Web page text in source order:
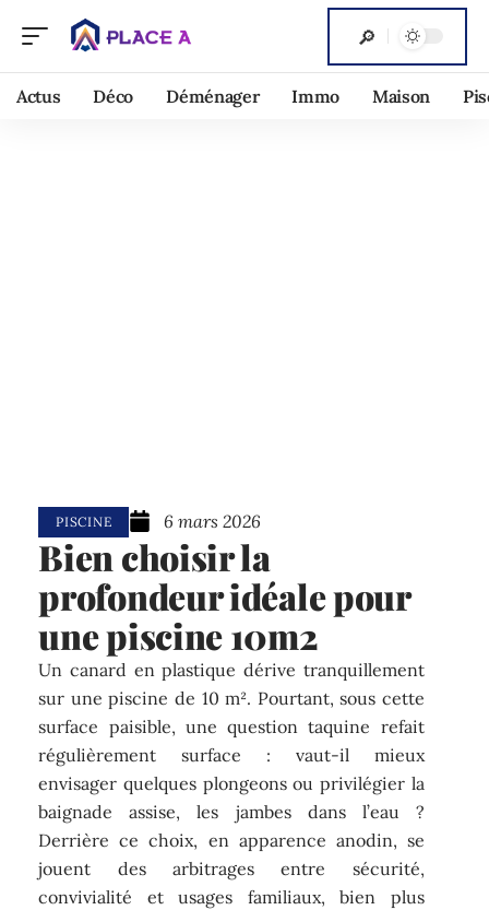
Actus Déco Déménager Immo Maison
PISCINE 6 mars 2026
Bien choisir la
profondeur idéale pour
une piscine 10m2
Un canard en plastique dérive tranquillement
sur une piscine de 10 m². Pourtant, sous cette
surface paisible, une question taquine refait
régulièrement surface : vaut-il mieux
envisager quelques plongeons ou privilégier la
baignade assise, les jambes dans l’eau ?
Derrière ce choix, en apparence anodin, se
jouent des arbitrages entre sécurité,
convivialité et usages familiaux, bien plus